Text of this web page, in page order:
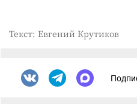
Текст: Евгений Крутиков